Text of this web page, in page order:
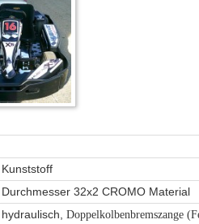
Kunststoff
Durchmesser 32x2 CROMO Material
hydraulisch, Doppelkolbenbremszange